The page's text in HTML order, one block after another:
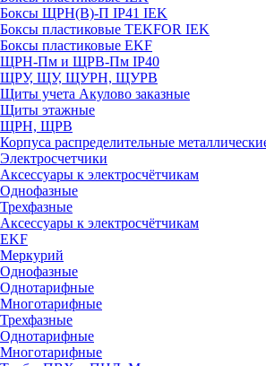
Боксы ЩРН(В)-П IP41 IEK
Боксы пластиковые TEKFOR IEK
Боксы пластиковые EKF
ЩРН-Пм и ЩРВ-Пм IP40
ЩРУ, ЩУ, ЩУРН, ЩУРВ
Щиты учета Акулово заказные
Щиты этажные
ЩРН, ЩРВ
Корпуса распределительные
Электросчетчики
Аксессуары к электросчётчикам
Однофазные
Трехфазные
Аксессуары к электросчётчикам
EKF
Меркурий
Однофазные
Однотарифные
Многотарифные
Трехфазные
Однотарифные
Многотарифные